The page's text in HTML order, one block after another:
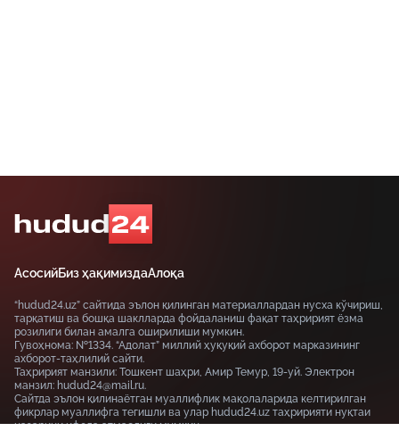
АсосийБиз ҳақимиздаАлоқа
“hudud24.uz” сайтида эълон қилинган материаллардан нусха кўчириш,
тарқатиш ва бошқа шаклларда фойдаланиш фақат таҳририят ёзма
розилиги билан амалга оширилиши мумкин.
Гувоҳнома: №1334. “Адолат” миллий ҳуқуқий ахборот марказининг
ахборот-таҳлилий сайти.
Таҳририят манзили: Тошкент шаҳри, Амир Темур, 19-уй. Электрон
манзил: hudud24@mail.ru.
Сайтда эълон қилинаётган муаллифлик мақолаларида келтирилган
фикрлар муаллифга тегишли ва улар hudud24.uz таҳририяти нуқтаи
назарини ифода этмаслиги мумкин.